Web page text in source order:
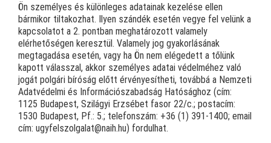
Ön személyes és különleges adatainak kezelése ellen
bármikor tiltakozhat. Ilyen szándék esetén vegye fel velünk a
kapcsolatot a 2. pontban meghatározott valamely
elérhetőségen keresztül. Valamely jog gyakorlásának
megtagadása esetén, vagy ha Ön nem elégedett a tőlünk
kapott válasszal, akkor személyes adatai védelméhez való
jogát polgári bíróság előtt érvényesítheti, továbbá a Nemzeti
Adatvédelmi és Információszabadság Hatósághoz (cím:
1125 Budapest, Szilágyi Erzsébet fasor 22/c.; postacím:
1530 Budapest, Pf.: 5.; telefonszám: +36 (1) 391-1400; email
cím: ugyfelszolgalat@naih.hu) fordulhat.